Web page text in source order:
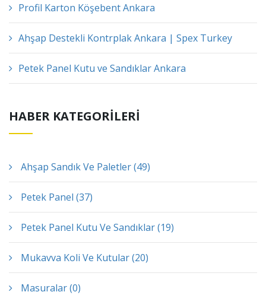
Profil Karton Köşebent Ankara
Ahşap Destekli Kontrplak Ankara | Spex Turkey
Petek Panel Kutu ve Sandıklar Ankara
HABER KATEGORİLERİ
Ahşap Sandık Ve Paletler (49)
Petek Panel (37)
Petek Panel Kutu Ve Sandıklar (19)
Mukavva Koli Ve Kutular (20)
Masuralar (0)